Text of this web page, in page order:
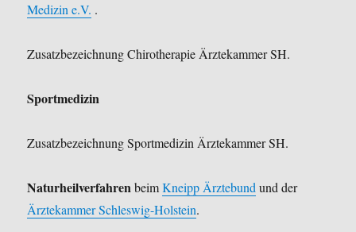
Medizin e.V. .
Zusatzbezeichnung Chirotherapie Ärztekammer SH.
Sportmedizin
Zusatzbezeichnung Sportmedizin Ärztekammer SH.
NaturheilverfahrenbeimKneipp Ärztebund und der
Ärztekammer Schleswig-Holstein.